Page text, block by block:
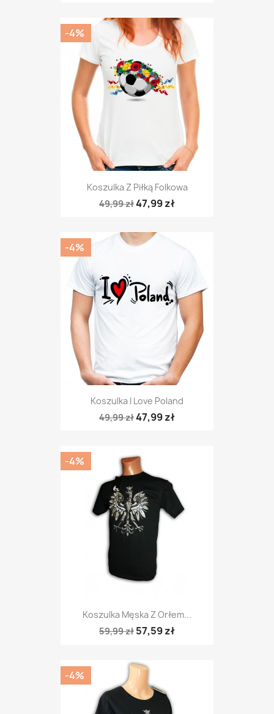
Koszulka Z Piłką Folkowa
49,99 zł47,99 zł
-4%
Koszulka I Love Poland
49,99 zł47,99 zł
-4%
Koszulka Męska Z Orłem...
59,99 zł 57,59 zł
-4%
-4%